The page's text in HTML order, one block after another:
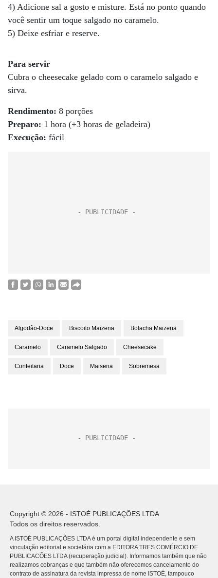
4) Adicione sal a gosto e misture. Está no ponto quando
você sentir um toque salgado no caramelo.
5) Deixe esfriar e reserve.
Para servir
Cubra o cheesecake gelado com o caramelo salgado e
sirva.
Rendimento: 8 porções
Preparo: 1 hora (+3 horas de geladeira)
Execução: fácil
Algodão-Doce Biscoito Maizena Bolacha Maizena
Caramelo Caramelo Salgado Cheesecake
Confeitaria Doce Maisena Sobremesa
Copyright © 2026 - ISTOÉ PUBLICAÇÕES LTDA
Todos os direitos reservados.
A ISTOÉ PUBLICAÇÕES LTDA é um portal digital independente e sem
vinculação editorial e societária com a EDITORA TRES COMÉRCIO DE
PUBLICACÕES LTDA (recuperação judicial). Informamos também que não
realizamos cobranças e que também não oferecemos cancelamento do
contrato de assinatura da revista impressa de nome ISTOÉ, tampouco